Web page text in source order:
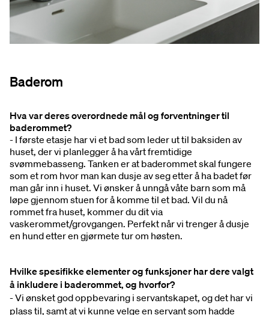
Baderom
Hva var deres overordnede mål og forventninger til
baderommet?
- I første etasje har vi et bad som leder ut til baksiden av
huset, der vi planlegger å ha vårt fremtidige
svømmebasseng. Tanken er at baderommet skal fungere
som et rom hvor man kan dusje av seg etter å ha badet før
man går inn i huset. Vi ønsker å unngå våte barn som må
løpe gjennom stuen for å komme til et bad. Vil du nå
rommet fra huset, kommer du dit via
vaskerommet/grovgangen. Perfekt når vi trenger å dusje
en hund etter en gjørmete tur om høsten.
Hvilke spesifikke elementer og funksjoner har dere valgt
å inkludere i baderommet, og hvorfor?
- Vi ønsket god oppbevaring i servantskapet, og det har vi
plass til, samt at vi kunne velge en servant som hadde